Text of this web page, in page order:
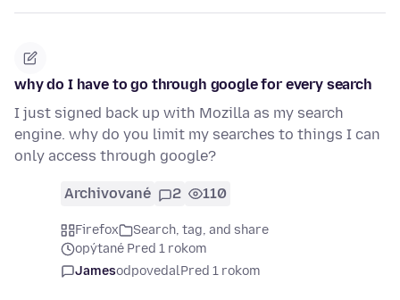
why do I have to go through google for every search
I just signed back up with Mozilla as my search
engine. why do you limit my searches to things I can
only access through google?
Archivované 2 110
Firefox
Search, tag, and share
opýtané Pred 1 rokom
JamesodpovedalPred 1 rokom